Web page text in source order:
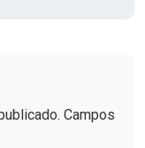
Campos